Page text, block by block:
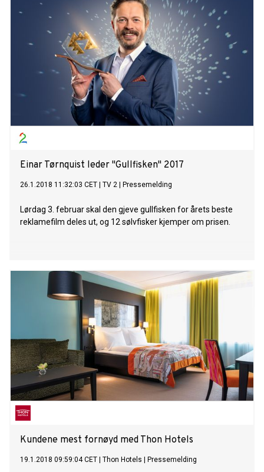
Einar Tørnquist leder "Gullfisken" 2017
26.1.2018 11:32:03 CET TV 2 Pressemelding
Lørdag 3. februar skal den gjeve gullfisken for årets beste
reklamefilm deles ut, og 12 sølvfisker kjemper om prisen.
Kundene mest fornøyd med Thon Hotels
19.1.2018 09:59:04 CET Thon Hotels Pressemelding